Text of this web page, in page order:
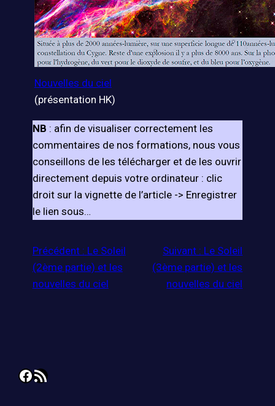
Nouvelles du ciel
(présentation HK)
NB : afin de visualiser correctement les
commentaires de nos formations, nous vous
conseillons de les télécharger et de les ouvrir
directement depuis votre ordinateur : clic
droit sur la vignette de l’article -> Enregistrer
le lien sous…
Précédent : Le Soleil
(2ème partie) et les
nouvelles du ciel
Suivant : Le Soleil
(3ème partie) et les
nouvelles du ciel
Facebook
Flux RSS